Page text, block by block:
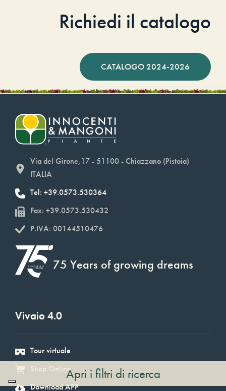
Apri i filtri di ricerca
Richiedi il catalogo
CATALOGO 2024-2026
Via del Girone,17 - 51100 - Chiazzano (Pistoia)
ITALIA
Tel: +39.0573.530364
Fax: +39.0573.530432
P.IVA: 00144510476
75 Years of growing dreams
Vivaio 4.0
Tour virtuale
Shop Online
Download APP